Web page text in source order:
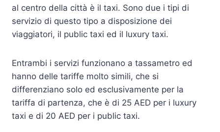
al centro della città è il taxi. Sono due i tipi di
servizio di questo tipo a disposizione dei
viaggiatori, il public taxi ed il luxury taxi.
Entrambi i servizi funzionano a tassametro ed
hanno delle tariffe molto simili, che si
differenziano solo ed esclusivamente per la
tariffa di partenza, che è di 25 AED per i luxury
taxi e di 20 AED per i public taxi.